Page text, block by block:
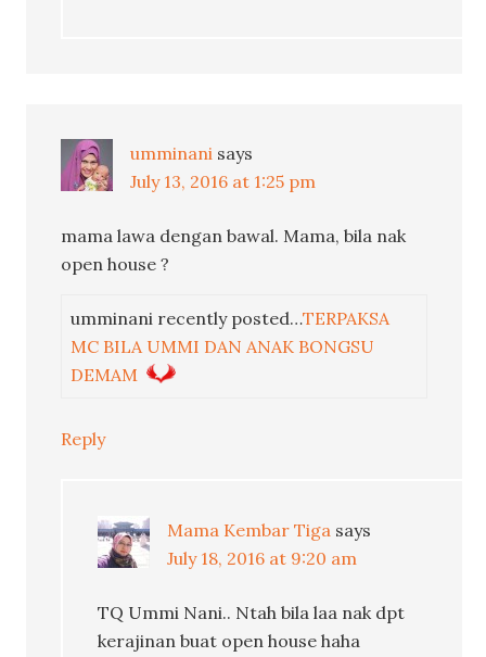
umminani says
July 13, 2016 at 1:25 pm
mama lawa dengan bawal. Mama, bila nak
open house ?
umminani recently posted…TERPAKSA
MC BILA UMMI DAN ANAK BONGSU
DEMAM
Reply
Mama Kembar Tiga says
July 18, 2016 at 9:20 am
TQ Ummi Nani.. Ntah bila laa nak dpt
kerajinan buat open house haha